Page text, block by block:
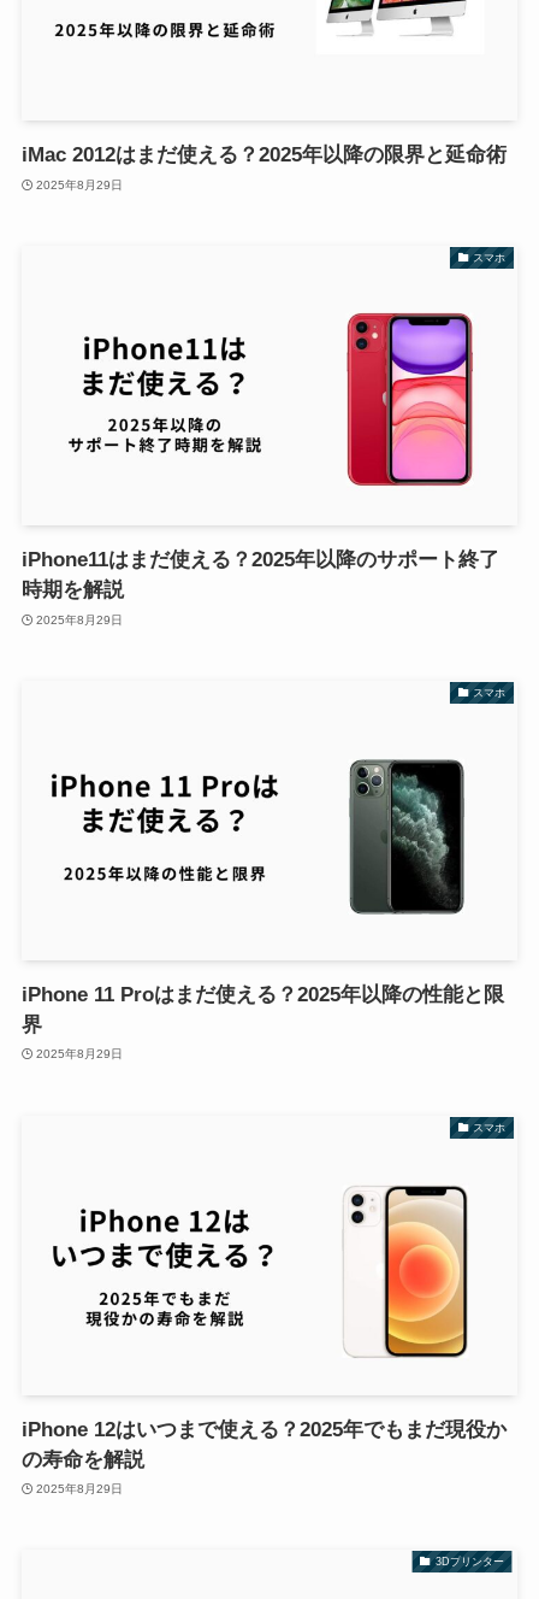
iMac 2012はまだ使える？2025年以降の限界と延命術
2025年8月29日
スマホ
iPhone11はまだ使える？2025年以降のサポート終了
時期を解説
2025年8月29日
スマホ
iPhone 11 Proはまだ使える？2025年以降の性能と限
界
2025年8月29日
スマホ
iPhone 12はいつまで使える？2025年でもまだ現役か
の寿命を解説
2025年8月29日
3Dプリンター